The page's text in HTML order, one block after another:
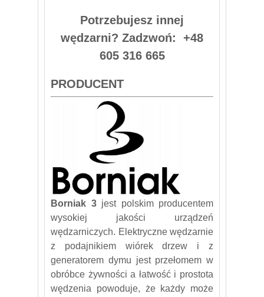
Potrzebujesz innej
wędzarni? Zadzwoń: +48
605 316 665
PRODUCENT
Borniak 3 jest polskim producentem
wysokiej jakości urządzeń
wędzarniczych. Elektryczne wędzarnie
z podajnikiem wiórek drzew i z
generatorem dymu jest przełomem w
obróbce żywności a łatwość i prostota
wędzenia powoduje, że każdy może